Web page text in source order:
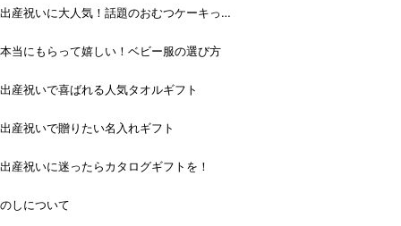
出産祝いに大人気！話題のおむつケーキっ
本当にもらって嬉しい！ベビー服の選び方
出産祝いで喜ばれる人気タオルギフト
出産祝いで贈りたい名入れギフト
出産祝いに迷ったらカタログギフトを！
のしについて